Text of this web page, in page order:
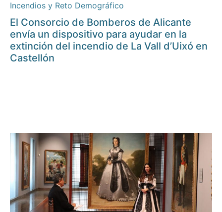
Incendios y Reto Demográfico
El Consorcio de Bomberos de Alicante
envía un dispositivo para ayudar en la
extinción del incendio de La Vall d’Uixó en
Castellón